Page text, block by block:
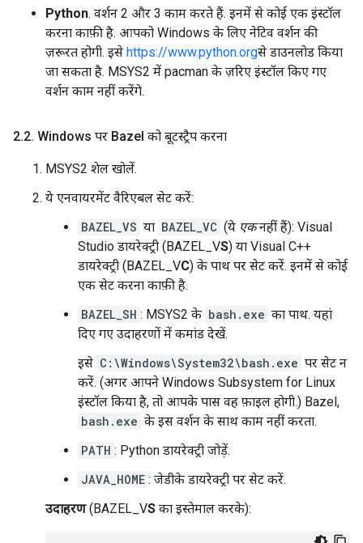
Python. वर्शन 2 और 3 काम करते हैं. इनमें से कोई एक इंस्टॉल
करना काफ़ी है. आपको Windows के लिए नेटिव वर्शन की
ज़रूरत होगी. इसे https://www.python.orgसे डाउनलोड किया
जा सकता है. MSYS2 में pacman के ज़रिए इंस्टॉल किए गए
वर्शन काम नहीं करेंगे.
2.2. Windows पर Bazel को बूटस्ट्रैप करना
MSYS2 शेल खोलें.
ये एनवायरमेंट वैरिएबल सेट करें:
BAZEL_VS या BAZEL_VC (ये एकनहीं हैं): Visual
Studio डायरेक्ट्री (BAZEL_VS) या Visual C++
डायरेक्ट्री (BAZEL_VC) के पाथ पर सेट करें. इनमें से कोई
एक सेट करना काफ़ी है.
BAZEL_SH : MSYS2 के bash.exe का पाथ. यहां
दिए गए उदाहरणों में कमांड देखें.
इसे C:\Windows\System32\bash.exe पर सेट न
करें. (अगर आपने Windows Subsystem for Linux
इंस्टॉल किया है, तो आपके पास वह फ़ाइल होगी.) Bazel,
bash.exe के इस वर्शन के साथ काम नहीं करता.
PATH : Python डायरेक्ट्री जोड़ें.
JAVA_HOME : जेडीके डायरेक्ट्री पर सेट करें.
उदाहरण(BAZEL_VS का इस्तेमाल करके):